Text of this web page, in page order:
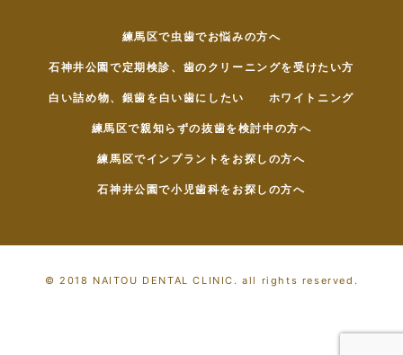
練馬区で虫歯でお悩みの方へ
石神井公園で定期検診、歯のクリーニングを受けたい方
白い詰め物、銀歯を白い歯にしたい ホワイトニング
練馬区で親知らずの抜歯を検討中の方へ
練馬区でインプラントをお探しの方へ
石神井公園で小児歯科をお探しの方へ
© 2018 NAITOU DENTAL CLINIC. all rights reserved.